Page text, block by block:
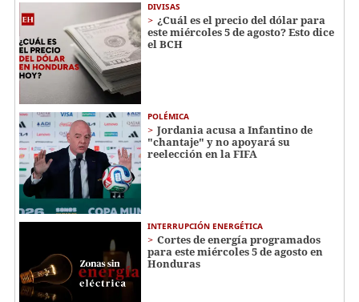
DIVISAS
¿Cuál es el precio del dólar para
este miércoles 5 de agosto? Esto dice
el BCH
POLÉMICA
Jordania acusa a Infantino de
"chantaje" y no apoyará su
reelección en la FIFA
INTERRUPCIÓN ENERGÉTICA
Cortes de energía programados
para este miércoles 5 de agosto en
Honduras